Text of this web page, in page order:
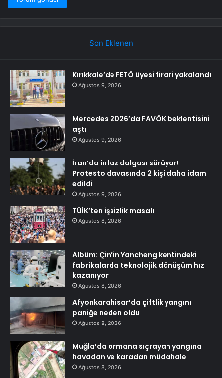
Son Eklenen
Kırıkkale’de FETÖ üyesi firari yakalandı
Ağustos 9, 2026
Mercedes 2026’da FAVÖK beklentisini
aştı
Ağustos 9, 2026
İran’da infaz dalgası sürüyor!
Protesto davasında 2 kişi daha idam
edildi
Ağustos 9, 2026
TÜİK’ten işsizlik masalı
Ağustos 8, 2026
Albüm: Çin’in Yancheng kentindeki
fabrikalarda teknolojik dönüşüm hız
kazanıyor
Ağustos 8, 2026
Afyonkarahisar’da çiftlik yangını
paniğe neden oldu
Ağustos 8, 2026
Muğla’da ormana sıçrayan yangına
havadan ve karadan müdahale
Ağustos 8, 2026